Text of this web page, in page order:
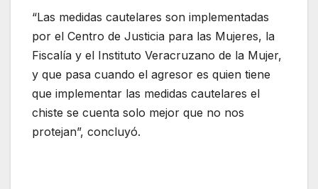
“Las medidas cautelares son implementadas
por el Centro de Justicia para las Mujeres, la
Fiscalía y el Instituto Veracruzano de la Mujer,
y que pasa cuando el agresor es quien tiene
que implementar las medidas cautelares el
chiste se cuenta solo mejor que no nos
protejan”, concluyó.